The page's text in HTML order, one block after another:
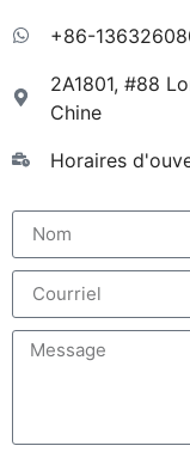
+86-
2A1801, #88
Chine
Horaires